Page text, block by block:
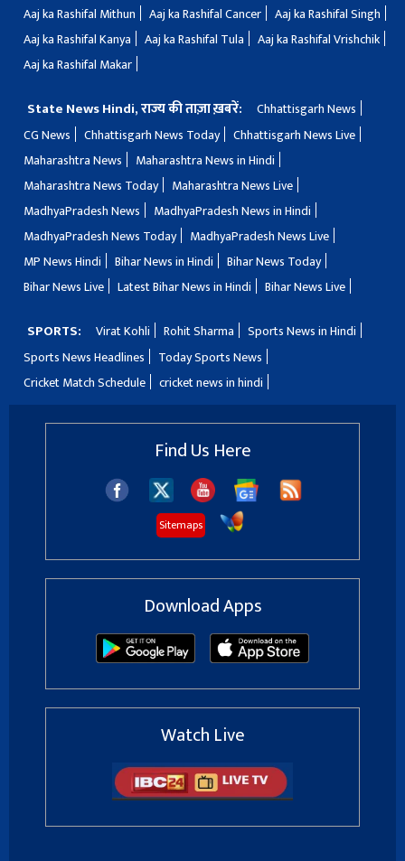
Aaj ka Rashifal Mithun
Aaj ka Rashifal Cancer
Aaj ka Rashifal Singh
Aaj ka Rashifal Kanya
Aaj ka Rashifal Tula
Aaj ka Rashifal Vrishchik
Aaj ka Rashifal Makar
State News Hindi, राज्य की ताज़ा ख़बरें:
Chhattisgarh News
CG News
Chhattisgarh News Today
Chhattisgarh News Live
Maharashtra News
Maharashtra News in Hindi
Maharashtra News Today
Maharashtra News Live
MadhyaPradesh News
MadhyaPradesh News in Hindi
MadhyaPradesh News Today
MadhyaPradesh News Live
MP News Hindi
Bihar News in Hindi
Bihar News Today
Bihar News Live
Latest Bihar News in Hindi Bihar News Live
SPORTS: Virat Kohli Rohit Sharma
Sports News in Hindi
Sports News Headlines
Today Sports News
Cricket Match Schedule
cricket news in hindi
Find Us Here
Sitemaps
Download Apps
Watch Live